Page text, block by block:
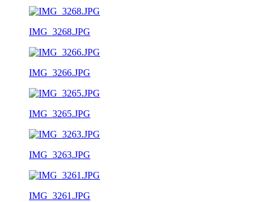
IMG_3268.JPG
IMG_3266.JPG
IMG_3265.JPG
IMG_3263.JPG
IMG_3261.JPG